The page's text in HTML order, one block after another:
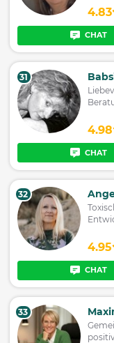
4.83
CHAT
31
4.98
CHAT
32
4.95
CHAT
33